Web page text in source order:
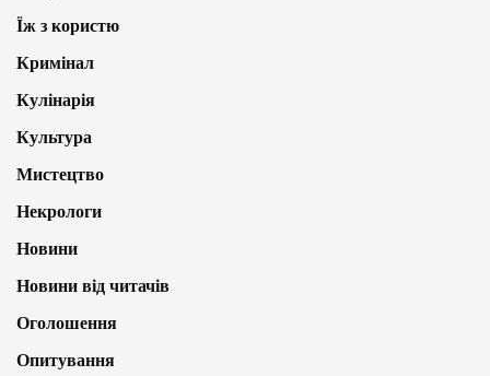
Їж з користю
Кримінал
Кулінарія
Культура
Мистецтво
Некрологи
Новини
Новини від читачів
Оголошення
Опитування